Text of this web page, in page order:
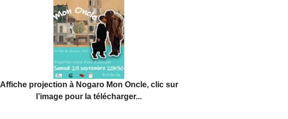
Affiche projection à Nogaro Mon Oncle, clic sur
l’image pour la télécharger...